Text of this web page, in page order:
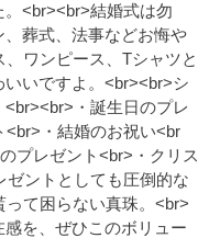
<br><br>結婚式は勿
葬式、法事などお悔や
ワンピース、Tシャツと
いですよ。<br><br>シ
・誕生日のプレ
<br>・結婚のお祝い<br
プレゼント<br>・クリス
ゼントとしても圧倒的な
って困らない真珠。<br>
を、ぜひこのボリュー